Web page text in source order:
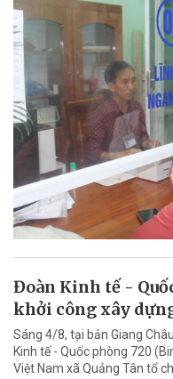
Đoàn Kinh tế -
khởi công xây
Sáng 4/8, tại bản Giang
Kinh tế - Quốc phòng 720
Việt Nam xã Quảng Tân tổ